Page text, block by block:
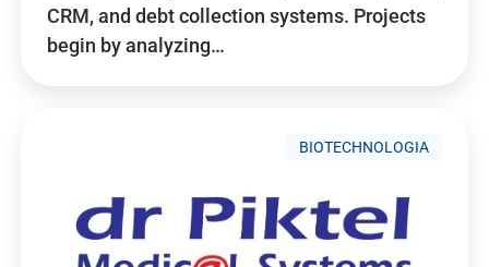
CRM, and debt collection systems. Projects
begin by analyzing…
BIOTECHNOLOGIA